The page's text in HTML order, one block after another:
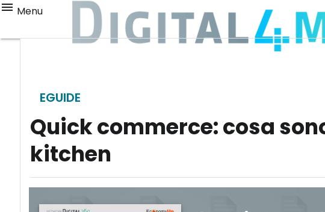
Menu
EGUIDE
Quick commerce: cosa
kitchen